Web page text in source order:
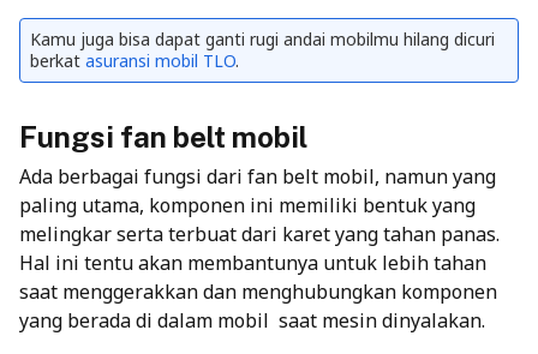
Kamu juga bisa dapat ganti rugi andai mobilmu hilang dicuri
berkat asuransi mobil TLO.
Fungsi fan belt mobil
Ada berbagai fungsi dari fan belt mobil, namun yang
paling utama, komponen ini memiliki bentuk yang
melingkar serta terbuat dari karet yang tahan panas.
Hal ini tentu akan membantunya untuk lebih tahan
saat menggerakkan dan menghubungkan komponen
yang berada di dalam mobil saat mesin dinyalakan.